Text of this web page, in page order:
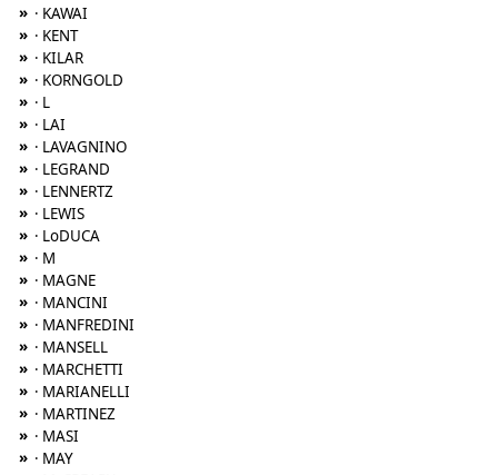
» · KAWAI
» · KENT
» · KILAR
» · KORNGOLD
» · L
» · LAI
» · LAVAGNINO
» · LEGRAND
» · LENNERTZ
» · LEWIS
» · LoDUCA
» · M
» · MAGNE
» · MANCINI
» · MANFREDINI
» · MANSELL
» · MARCHETTI
» · MARIANELLI
» · MARTINEZ
» · MASI
» · MAY